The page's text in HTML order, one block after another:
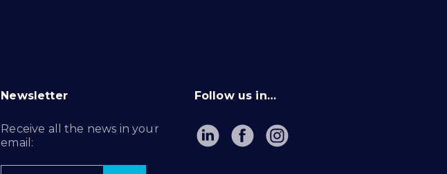
Newsletter
Receive all the news in your
email:
Follow us in…